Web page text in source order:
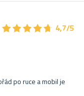
★★★★★
★★★★★ 4,7/5
po ruce a mobil je